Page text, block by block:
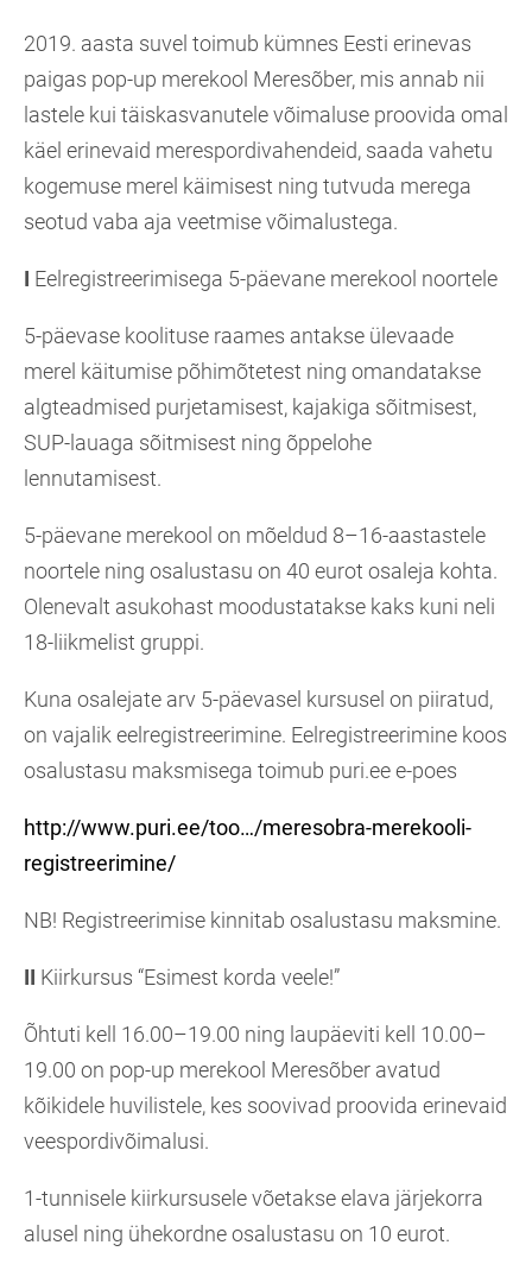
2019. aasta suvel toimub kümnes Eesti erinevas
paigas pop-up merekool Meresõber, mis annab nii
lastele kui täiskasvanutele võimaluse proovida omal
käel erinevaid merespordivahendeid, saada vahetu
kogemuse merel käimisest ning tutvuda merega
seotud vaba aja veetmise võimalustega.
I Eelregistreerimisega 5-päevane merekool noortele
5-päevase koolituse raames antakse ülevaade
merel käitumise põhimõtetest ning omandatakse
algteadmised purjetamisest, kajakiga sõitmisest,
SUP-lauaga sõitmisest ning õppelohe
lennutamisest.
5-päevane merekool on mõeldud 8–16-aastastele
noortele ning osalustasu on 40 eurot osaleja kohta.
Olenevalt asukohast moodustatakse kaks kuni neli
18-liikmelist gruppi.
Kuna osalejate arv 5-päevasel kursusel on piiratud,
on vajalik eelregistreerimine. Eelregistreerimine koos
osalustasu maksmisega toimub puri.ee e-poes
http://www.puri.ee/too…/meresobra-merekooli-
registreerimine/
NB! Registreerimise kinnitab osalustasu maksmine.
II Kiirkursus “Esimest korda veele!”
Õhtuti kell 16.00–19.00 ning laupäeviti kell 10.00–
19.00 on pop-up merekool Meresõber avatud
kõikidele huvilistele, kes soovivad proovida erinevaid
veespordivõimalusi.
1-tunnisele kiirkursusele võetakse elava järjekorra
alusel ning ühekordne osalustasu on 10 eurot.